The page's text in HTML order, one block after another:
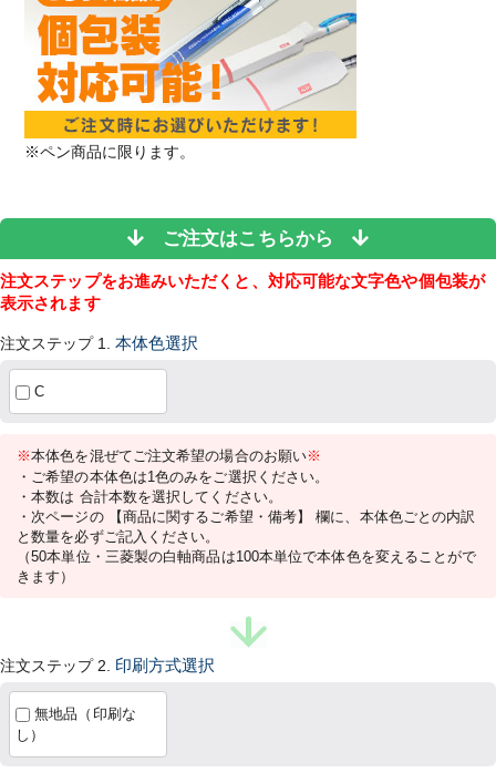
※ペン商品に限ります。
ご注文はこちらから
注文ステップをお進みいただくと、対応可能な文字色や個包装が
表示されます
注文ステップ 1. 本体色選択
C
※本体色を混ぜてご注文希望の場合のお願い※
・ご希望の本体色は1色のみをご選択ください。
・本数は 合計本数を選択してください。
・次ページの 【商品に関するご希望・備考】 欄に、本体色ごとの内訳
と数量を必ずご記入ください。
（50本単位・三菱製の白軸商品は100本単位で本体色を変えることがで
きます）
注文ステップ 2. 印刷方式選択
無地品（印刷な
し）